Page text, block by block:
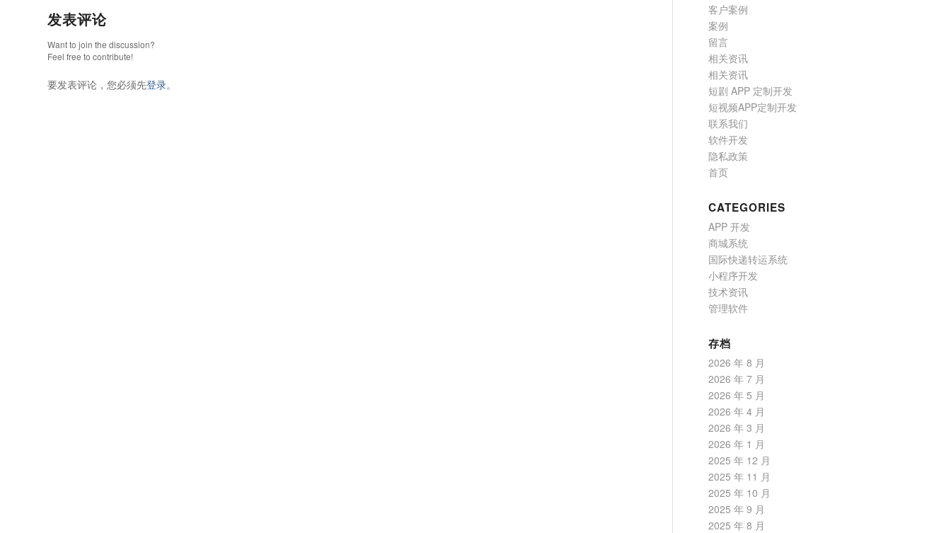
发表评论
Want to join the discussion?
Feel free to contribute!
要发表评论，您必须先登录。
客户案例
案例
留言
相关资讯
相关资讯
短剧 APP 定制开发
短视频APP定制开发
联系我们
软件开发
隐私政策
首页
CATEGORIES
APP 开发
商城系统
国际快递转运系统
小程序开发
技术资讯
管理软件
存档
2026 年 8 月
2026 年 7 月
2026 年 5 月
2026 年 4 月
2026 年 3 月
2026 年 1 月
2025 年 12 月
2025 年 11 月
2025 年 10 月
2025 年 9 月
2025 年 8 月